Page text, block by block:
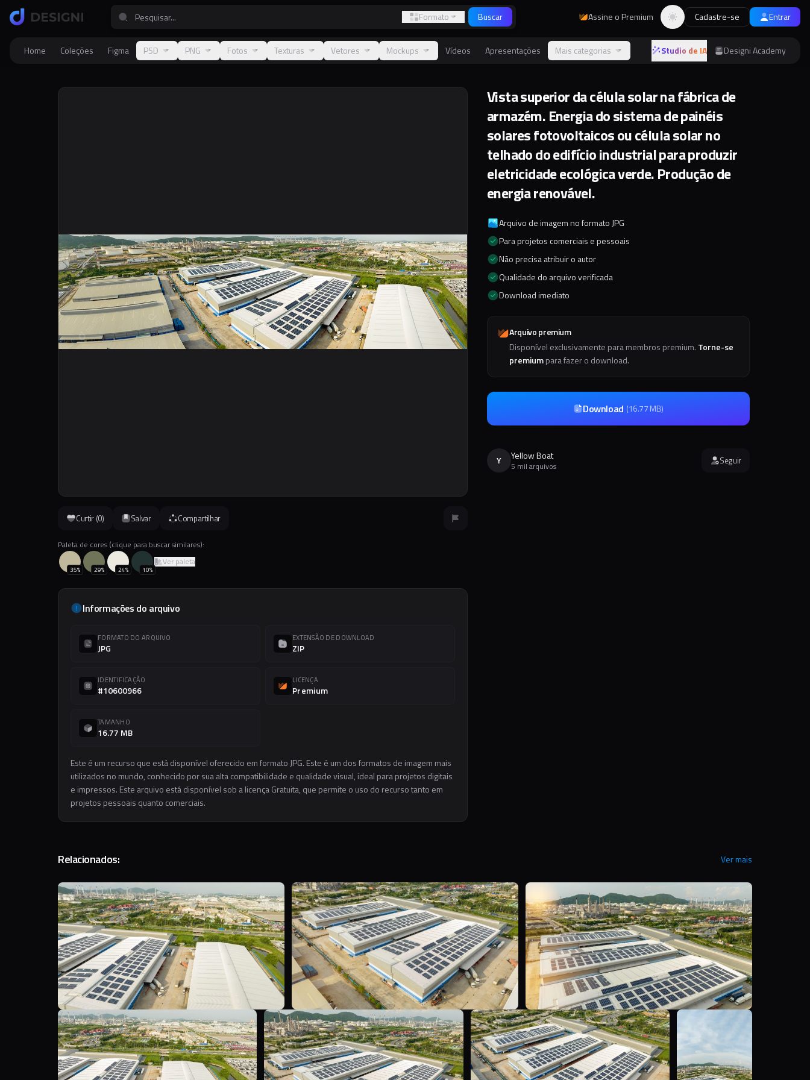
Formato Buscar Assine o Premium Alternar tema
Cadastre-se Entrar
Home Coleções Figma PSD PNG Fotos Texturas Vetores Mockups Vídeos Apresentações Mais categorias Studio de IA Designi Academy
Curtir (0) Salvar Compartilhar
Paleta de cores (clique para buscar similares):
35% 29% 24% 10%
Ver paleta
Informações do arquivo
FORMATO DO ARQUIVO
JPG
EXTENSÃO DE DOWNLOAD
ZIP
IDENTIFICAÇÃO
#10600966
LICENÇA
Premium
TAMANHO
16.77 MB
Este é um recurso que está disponível oferecido em formato JPG. Este é um dos formatos de imagem mais
utilizados no mundo, conhecido por sua alta compatibilidade e qualidade visual, ideal para projetos digitais
e impressos. Este arquivo está disponível sob a licença Gratuita, que permite o uso do recurso tanto em
projetos pessoais quanto comerciais.
Vista superior da célula solar na fábrica de
armazém. Energia do sistema de painéis
solares fotovoltaicos ou célula solar no
telhado do edifício industrial para produzir
eletricidade ecológica verde. Produção de
energia renovável.
Arquivo de imagem no formato JPG
Para projetos comerciais e pessoais
Não precisa atribuir o autor
Qualidade do arquivo verificada
Download imediato
Arquivo premium
Disponível exclusivamente para membros premium. Torne-se
premiumpara fazer o download.
Download (16.77 MB)
Y Yellow Boat
5 mil arquivos Seguir
Relacionados: Ver mais
Y Y Y
Y Y Y